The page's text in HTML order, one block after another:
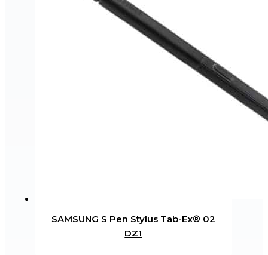
SAMSUNG S Pen Stylus Tab-Ex® 02
DZ1